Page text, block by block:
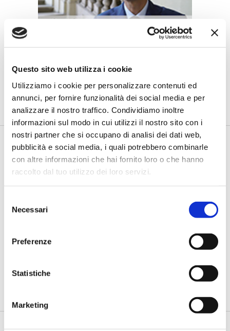
Questo sito web utilizza i cookie
Utilizziamo i cookie per personalizzare contenuti ed
annunci, per fornire funzionalità dei social media e per
analizzare il nostro traffico. Condividiamo inoltre
informazioni sul modo in cui utilizzi il nostro sito con i
nostri partner che si occupano di analisi dei dati web,
pubblicità e social media, i quali potrebbero combinarle
con altre informazioni che hai fornito loro o che hanno
raccolto dal tuo utilizzo dei loro servizi.
delNecessari
Preferenze
Statistiche
Marketing
CREDITO AL CREDITO 2017
over 60
di Flavio Padovan e Maddalena Libertini -Focus sull'innovazione
all'edizione 2017 di Credito al Credito. Anche per gli over 60...
Trasparenza, gli obiettivi del
di Flavio Padovan e Maddalena Libertini -
Fiaip ha sottoscritto il
Protocollo d'intesa sulla trasparenza nella mediazione credi...